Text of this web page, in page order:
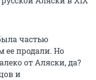
частью
ее продали. Но
от Аляски, да?
и